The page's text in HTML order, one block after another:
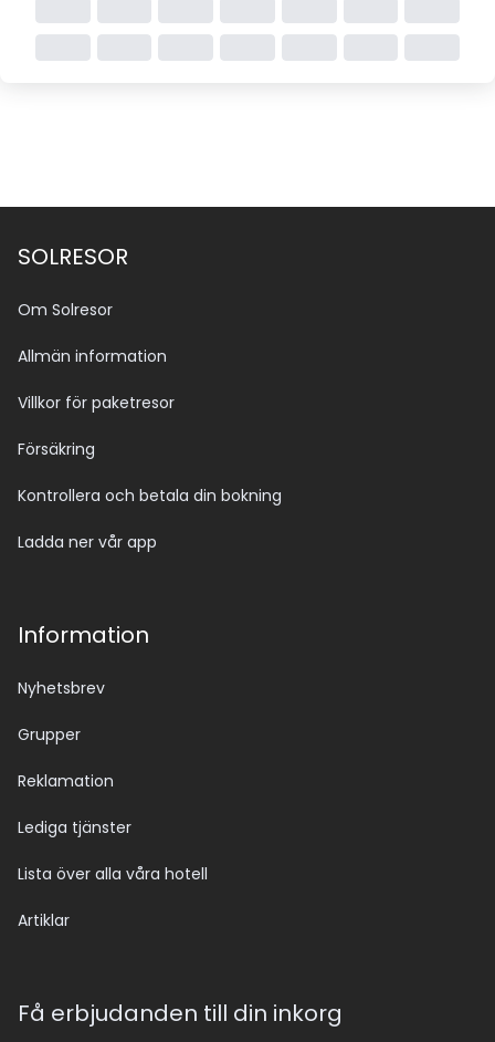
SOLRESOR
Om Solresor
Allmän information
Villkor för paketresor
Försäkring
Kontrollera och betala din bokning
Ladda ner vår app
Information
Nyhetsbrev
Grupper
Reklamation
Lediga tjänster
Lista över alla våra hotell
Artiklar
Få erbjudanden till din inkorg